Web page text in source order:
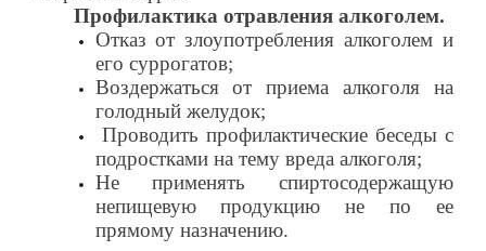
Профилактика отравления алкоголем.
Отказ от злоупотребления алкоголем и
его суррогатов;
Воздержаться от приема алкоголя на
голодный желудок;
Проводить профилактические беседы с
подростками на тему вреда алкоголя;
Не применять спиртосодержащую
непищевую продукцию не по ее
прямому назначению.